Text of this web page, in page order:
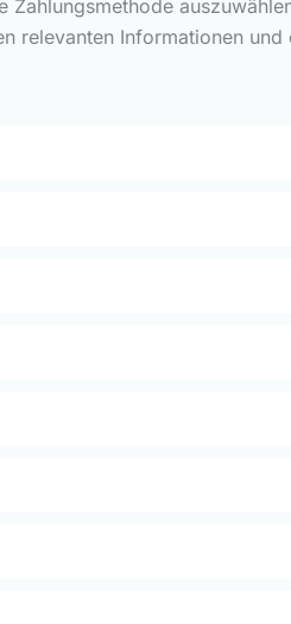
relevanten Informationen